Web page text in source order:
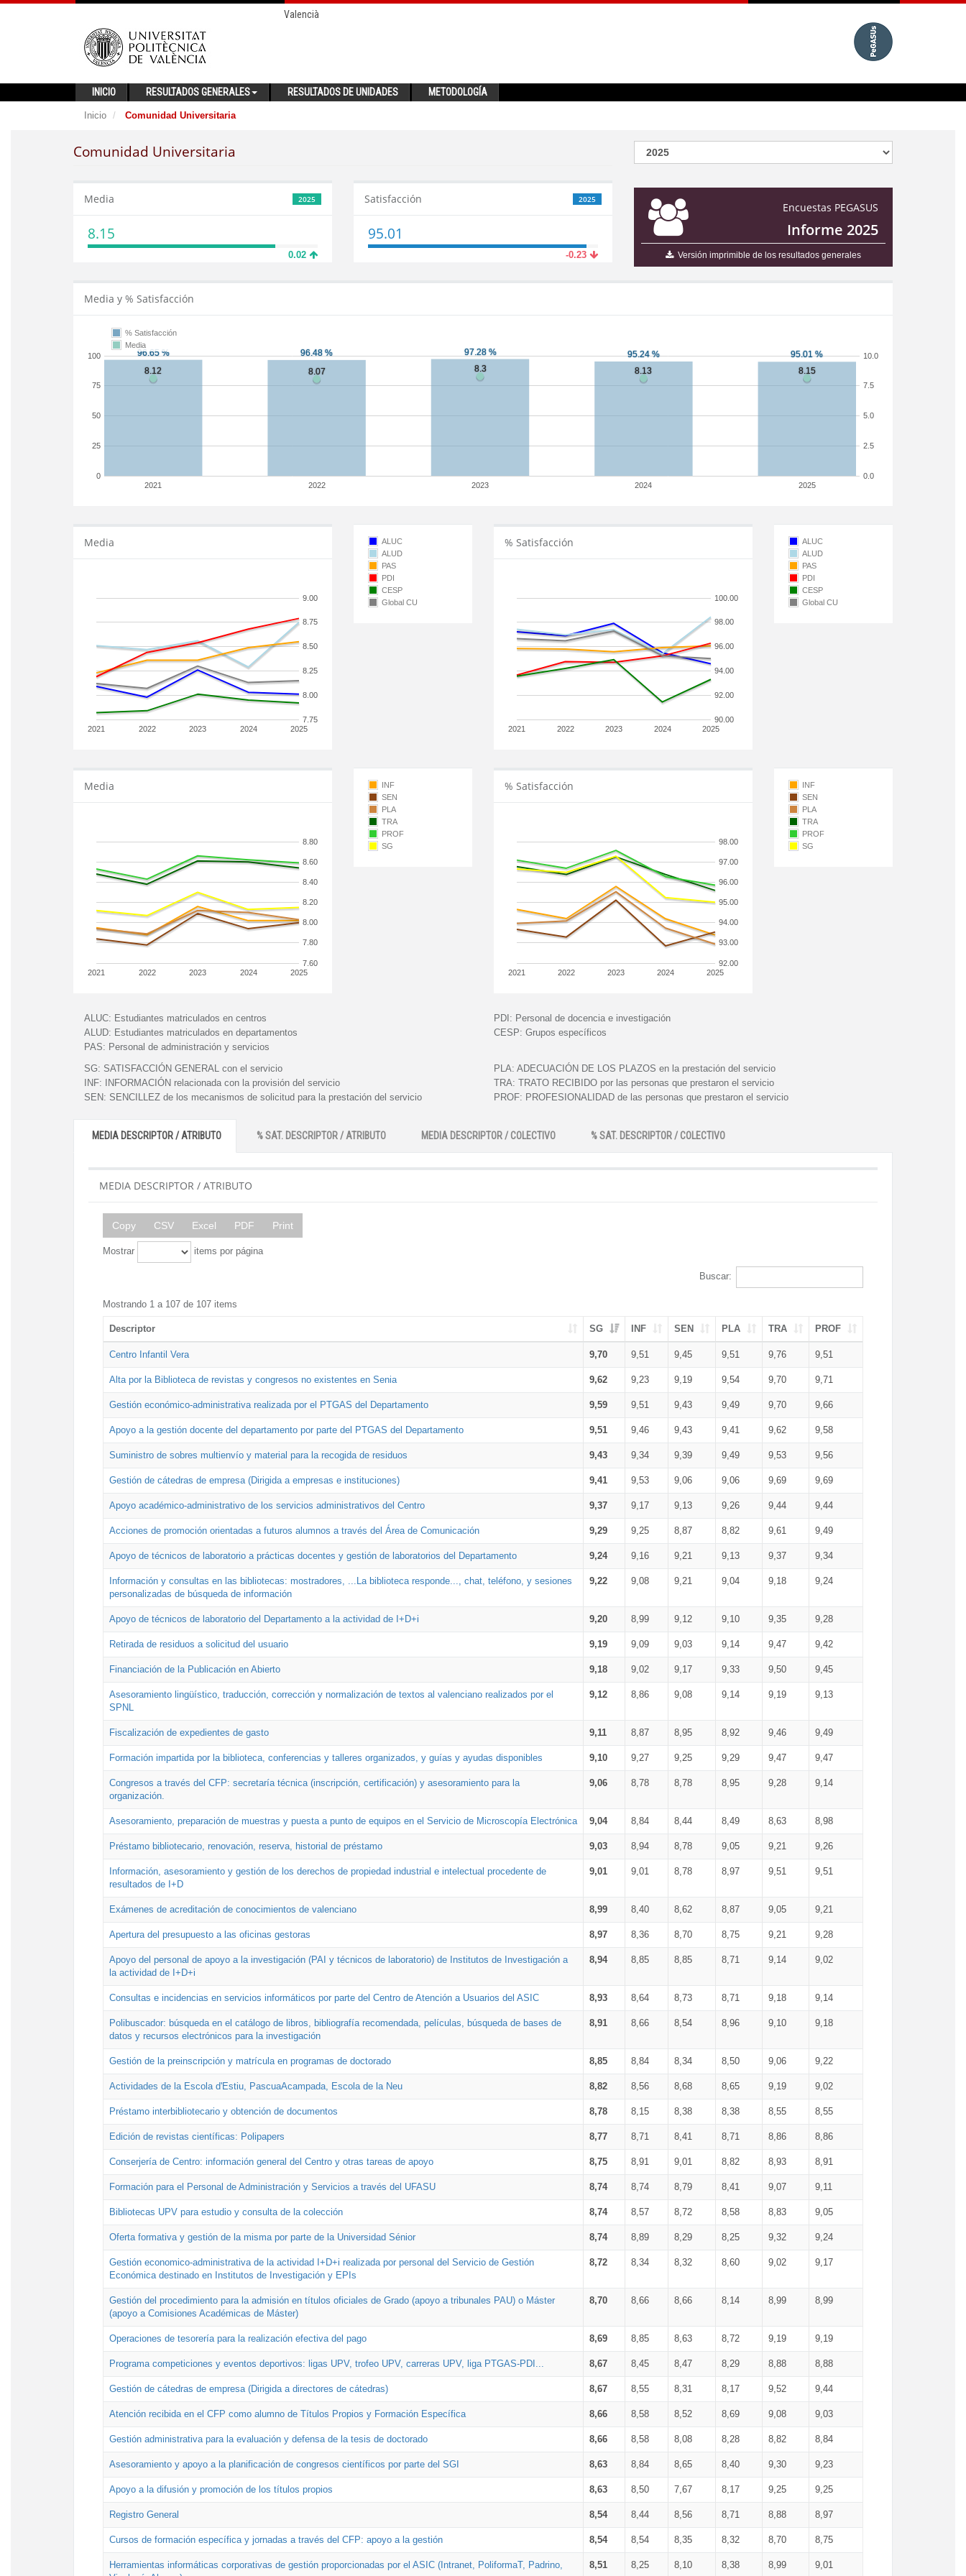
Valencià
INICIO RESULTADOS GENERALES RESULTADOS DE UNIDADES METODOLOGÍA
Inicio Comunidad Universitaria
Comunidad Universitaria
Encuestas PEGASUS
Informe 2025
Versión imprimible de los resultados generales
2025
Media
8.15
0.02
2025
Satisfacción
95.01
-0.23
Media y % Satisfacción
2021 2022 2023 2024 2025
0
25
50
75
100
0.0
2.5
5.0
7.5
10.0
% Satisfacción
Media
Media
2021 2022 2023 2024 2025
7.75
8.00
8.25
8.50
8.75
9.00
ALUC
ALUD
PAS
PDI
CESP
Global CU
% Satisfacción
2021 2022 2023 2024 2025
90.00
92.00
94.00
96.00
98.00
100.00
ALUC
ALUD
PAS
PDI
CESP
Global CU
Media
2021 2022 2023 2024 2025
7.60
7.80
8.00
8.20
8.40
8.60
8.80
INF
SEN
PLA
TRA
PROF
SG
% Satisfacción
2021 2022 2023 2024 2025
92.00
93.00
94.00
95.00
96.00
97.00
98.00
INF
SEN
PLA
TRA
PROF
SG
ALUC: Estudiantes matriculados en centros
ALUD: Estudiantes matriculados en departamentos
PAS: Personal de administración y servicios
PDI: Personal de docencia e investigación
CESP: Grupos específicos
SG: SATISFACCIÓN GENERAL con el servicio
INF:
INFORMACIÓN relacionada con la provisión del servicio
SEN: SENCILLEZ de los mecanismos de solicitud para la prestación del servicio
PLA: ADECUACIÓN DE LOS PLAZOS en la prestación del servicio
TRA: TRATO RECIBIDO por las personas que prestaron el servicio
PROF: PROFESIONALIDAD de las personas que prestaron el servicio
MEDIA DESCRIPTOR / ATRIBUTO % SAT. DESCRIPTOR / ATRIBUTO MEDIA DESCRIPTOR / COLECTIVO % SAT. DESCRIPTOR / COLECTIVO
MEDIA DESCRIPTOR / ATRIBUTO
Copy CSV Excel PDF Print
Mostrar items por página
Buscar:
Mostrando 1 a 107 de 107 items
Descriptor SG INF SEN PLA TRA PROF
Centro Infantil Vera 9,70 9,51 9,45 9,51 9,76 9,51
Alta por la Biblioteca de revistas y congresos no existentes en Senia 9,62 9,23 9,19 9,54 9,70 9,71
Gestión económico-administrativa realizada por el PTGAS del Departamento 9,59 9,51 9,43 9,49 9,70 9,66
Apoyo a la gestión docente del departamento por parte del PTGAS del Departamento 9,51 9,46 9,43 9,41 9,62 9,58
Suministro de sobres multienvío y material para la recogida de residuos 9,43 9,34 9,39 9,49 9,53 9,56
Gestión de cátedras de empresa (Dirigida a empresas e instituciones) 9,41 9,53 9,06 9,06 9,69 9,69
Apoyo académico-administrativo de los servicios administrativos del Centro 9,37 9,17 9,13 9,26 9,44 9,44
Acciones de promoción orientadas a futuros alumnos a través del Área de Comunicación 9,29 9,25 8,87 8,82 9,61 9,49
Apoyo de técnicos de laboratorio a prácticas docentes y gestión de laboratorios del Departamento 9,24 9,16 9,21 9,13 9,37 9,34
Información y consultas en las bibliotecas: mostradores, ...La biblioteca responde..., chat, teléfono, y sesiones
personalizadas de búsqueda de información
9,22 9,08 9,21 9,04 9,18 9,24
Apoyo de técnicos de laboratorio del Departamento a la actividad de I+D+i 9,20 8,99 9,12 9,10 9,35 9,28
Retirada de residuos a solicitud del usuario 9,19 9,09 9,03 9,14 9,47 9,42
Financiación de la Publicación en Abierto 9,18 9,02 9,17 9,33 9,50 9,45
Asesoramiento lingüístico, traducción, corrección y normalización de textos al valenciano realizados por el
SPNL
9,12 8,86 9,08 9,14 9,19 9,13
Fiscalización de expedientes de gasto 9,11 8,87 8,95 8,92 9,46 9,49
Formación impartida por la biblioteca, conferencias y talleres organizados, y guías y ayudas disponibles 9,10 9,27 9,25 9,29 9,47 9,47
Congresos a través del CFP: secretaría técnica (inscripción, certificación) y asesoramiento para la
organización.
9,06 8,78 8,78 8,95 9,28 9,14
Asesoramiento, preparación de muestras y puesta a punto de equipos en el Servicio de Microscopía Electrónica 9,04 8,84 8,44 8,49 8,63 8,98
Préstamo bibliotecario, renovación, reserva, historial de préstamo 9,03 8,94 8,78 9,05 9,21 9,26
Información, asesoramiento y gestión de los derechos de propiedad industrial e intelectual procedente de
resultados de I+D
9,01 9,01 8,78 8,97 9,51 9,51
Exámenes de acreditación de conocimientos de valenciano 8,99 8,40 8,62 8,87 9,05 9,21
Apertura del presupuesto a las oficinas gestoras 8,97 8,36 8,70 8,75 9,21 9,28
Apoyo del personal de apoyo a la investigación (PAI y técnicos de laboratorio) de Institutos de Investigación a
la actividad de I+D+i
8,94 8,85 8,85 8,71 9,14 9,02
Consultas e incidencias en servicios informáticos por parte del Centro de Atención a Usuarios del ASIC 8,93 8,64 8,73 8,71 9,18 9,14
Polibuscador: búsqueda en el catálogo de libros, bibliografía recomendada, películas, búsqueda de bases de
datos y recursos electrónicos para la investigación
8,91 8,66 8,54 8,96 9,10 9,18
Gestión de la preinscripción y matrícula en programas de doctorado 8,85 8,84 8,34 8,50 9,06 9,22
Actividades de la Escola d'Estiu, PascuaAcampada, Escola de la Neu 8,82 8,56 8,68 8,65 9,19 9,02
Préstamo interbibliotecario y obtención de documentos 8,78 8,15 8,38 8,38 8,55 8,55
Edición de revistas científicas: Polipapers 8,77 8,71 8,41 8,71 8,86 8,86
Conserjería de Centro: información general del Centro y otras tareas de apoyo 8,75 8,91 9,01 8,82 8,93 8,91
Formación para el Personal de Administración y Servicios a través del UFASU 8,74 8,74 8,79 8,41 9,07 9,11
Bibliotecas UPV para estudio y consulta de la colección 8,74 8,57 8,72 8,58 8,83 9,05
Oferta formativa y gestión de la misma por parte de la Universidad Sénior 8,74 8,89 8,29 8,25 9,32 9,24
Gestión economico-administrativa de la actividad I+D+i realizada por personal del Servicio de Gestión
Económica destinado en Institutos de Investigación y EPIs
8,72 8,34 8,32 8,60 9,02 9,17
Gestión del procedimiento para la admisión en títulos oficiales de Grado (apoyo a tribunales PAU) o Máster
(apoyo a Comisiones Académicas de Máster)
8,70 8,66 8,66 8,14 8,99 8,99
Operaciones de tesorería para la realización efectiva del pago 8,69 8,85 8,63 8,72 9,19 9,19
Programa competiciones y eventos deportivos: ligas UPV, trofeo UPV, carreras UPV, liga PTGAS-PDI... 8,67 8,45 8,47 8,29 8,88 8,88
Gestión de cátedras de empresa (Dirigida a directores de cátedras) 8,67 8,55 8,31 8,17 9,52 9,44
Atención recibida en el CFP como alumno de Títulos Propios y Formación Específica 8,66 8,58 8,52 8,69 9,08 9,03
Gestión administrativa para la evaluación y defensa de la tesis de doctorado 8,66 8,58 8,08 8,28 8,82 8,84
Asesoramiento y apoyo a la planificación de congresos científicos por parte del SGI 8,63 8,84 8,65 8,40 9,30 9,23
Apoyo a la difusión y promoción de los títulos propios 8,63 8,50 7,67 8,17 9,25 9,25
Registro General 8,54 8,44 8,56 8,71 8,88 8,97
Cursos de formación específica y jornadas a través del CFP: apoyo a la gestión 8,54 8,54 8,35 8,32 8,70 8,75
Herramientas informáticas corporativas de gestión proporcionadas por el ASIC (Intranet, PoliformaT, Padrino,
8,51 8,25 8,10 8,38 8,99 9,01